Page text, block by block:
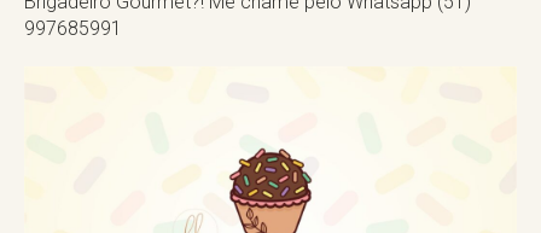
997685991